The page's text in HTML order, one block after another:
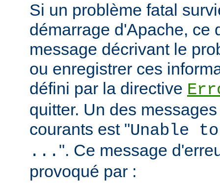
Si un problème fatal
démarrage d'Apache, ce
message décrivant le
ou enregistrer ces
défini par la directive
quitter. Un des
courants est "Unable
... ". Ce message
provoqué par :